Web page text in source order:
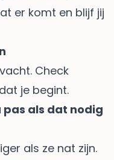
er komt en blijf jij
Check
je begint.
als dat nodig
als ze nat zijn.